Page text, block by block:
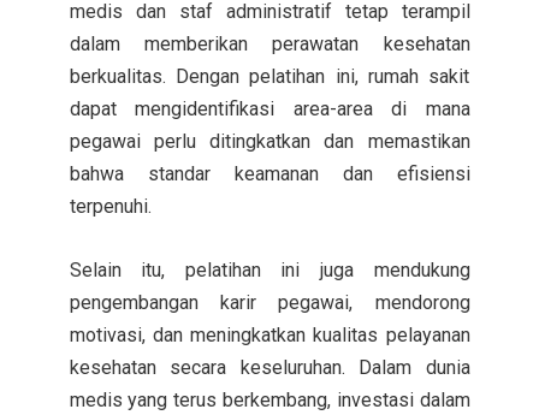
medis dan staf administratif tetap terampil
dalam memberikan perawatan kesehatan
berkualitas. Dengan pelatihan ini, rumah sakit
dapat mengidentifikasi area-area di mana
pegawai perlu ditingkatkan dan memastikan
bahwa standar keamanan dan efisiensi
terpenuhi.
Selain itu, pelatihan ini juga mendukung
pengembangan karir pegawai, mendorong
motivasi, dan meningkatkan kualitas pelayanan
kesehatan secara keseluruhan. Dalam dunia
medis yang terus berkembang, investasi dalam